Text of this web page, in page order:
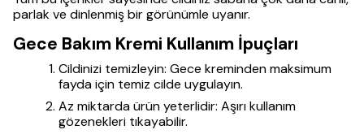
parlak ve dinlenmiş bir görünümle uyanır.
Gece Bakım Kremi Kullanım İpuçları
Cildinizi temizleyin: Gece kreminden maksimum
fayda için temiz cilde uygulayın.
Az miktarda ürün yeterlidir: Aşırı kullanım
gözenekleri tıkayabilir.